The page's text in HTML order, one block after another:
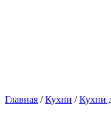
Главная /Кухни /Кухни